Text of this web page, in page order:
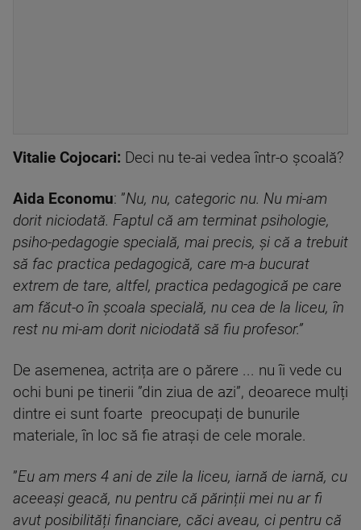
Vitalie Cojocari: Deci nu te-ai vedea într-o școală?
Aida Economu: ”Nu, nu, categoric nu. Nu mi-am
dorit niciodată. Faptul că am terminat psihologie,
psiho-pedagogie specială, mai precis, și că a trebuit
să fac practica pedagogică, care m-a bucurat
extrem de tare, altfel, practica pedagogică pe care
am făcut-o în școala specială, nu cea de la liceu, în
rest nu mi-am dorit niciodată să fiu profesor.”
De asemenea, actrița are o părere ... nu îi vede cu
ochi buni pe tinerii ”din ziua de azi”, deoarece mulți
dintre ei sunt foarte preocupați de bunurile
materiale, în loc să fie atrași de cele morale.
”Eu am mers 4 ani de zile la liceu, iarnă de iarnă, cu
aceeași geacă, nu pentru că părinții mei nu ar fi
avut posibilități financiare, căci aveau, ci pentru că